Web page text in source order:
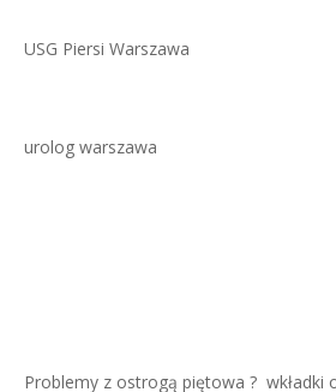
USG Piersi Warszawa
urolog warszawa
Problemy z ostrogą piętowa ? wkładki